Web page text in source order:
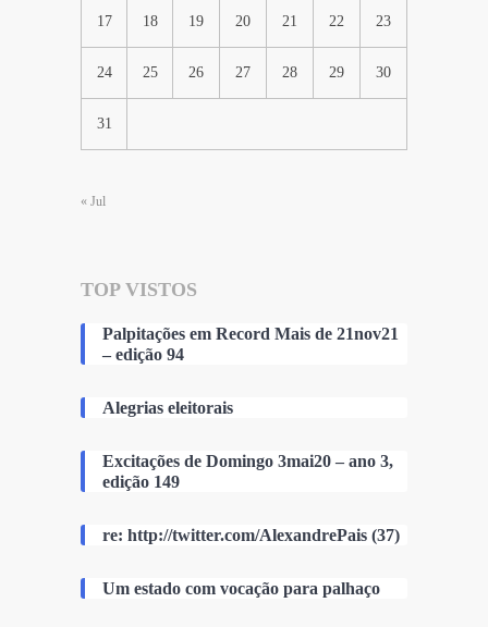
17 18 19 20 21 22 23
24 25 26 27 28 29 30
31
« Jul
TOP VISTOS
Palpitações em Record Mais de 21nov21
– edição 94
Alegrias eleitorais
Excitações de Domingo 3mai20 – ano 3,
edição 149
re: http://twitter.com/AlexandrePais (37)
Um estado com vocação para palhaço